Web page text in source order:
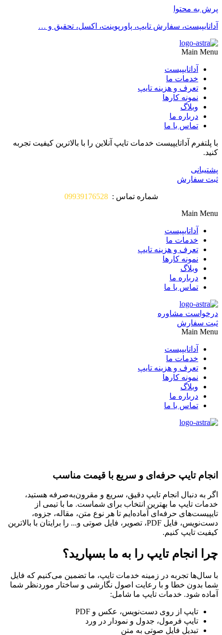
پرش به محتوا
آداتایپیست، سفارش تایپ، پاورپوینت، اکسل، تحقیق و …
Main Menu
آداتایپیست
خدمات ما
تعرف و هزینه تایپ
نمونه کارها
وبلاگ
درباره ما
تماس با ما
با پلتفرم آداتایپیست خدمات تایپ آنلاین را با بالاترین کیفیت تجربه
کنید.
پشتیبانی
ثبت سفارش
شماره تماس : 09939176528
Main Menu
آداتایپیست
خدمات ما
تعرف و هزینه تایپ
نمونه کارها
وبلاگ
درباره ما
تماس با ما
درخواست مشاوره
ثبت سفارش
Main Menu
آداتایپیست
خدمات ما
تعرف و هزینه تایپ
نمونه کارها
وبلاگ
درباره ما
تماس با ما
انجام تایپ حرفه‌ای و سریع با قیمت مناسب
اگر به دنبال انجام تایپ دقیق، سریع و مقرون‌به‌صرفه هستید،
خدمات تایپ ما بهترین انتخاب برای شماست. ما با تیمی از
تایپیست‌های حرفه‌ای آماده‌ایم تا هر نوع متن، مقاله، جزوه،
دست‌نویس، فایل PDF، تصویر، فایل صوتی و... را برایتان با بالاترین
کیفیت تایپ کنیم.
چرا انجام تایپ را به ما بسپارید؟
با سال‌ها تجربه در زمینه خدمات تایپ، ما تضمین می‌کنیم که فایل
شما بدون خطا و با رعایت اصول نگارشی و ساختار موردنظر شما
آماده شود. خدمات تایپ ما شامل:
تایپ از روی دست‌نویس، عکس و PDF
تایپ فرمول، جدول و نمودار در ورد
تبدیل فایل صوتی به متن